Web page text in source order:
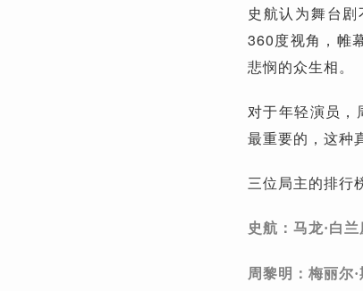
史航认为舞台
360度视角，帷
悲悯的众生相。
对于年轻演员，
最重要的，这种
三位局主的排
史航：马龙·白
周黎明：梅丽尔